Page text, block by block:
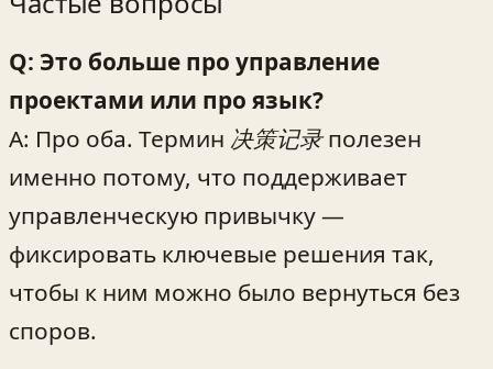
Q: Это больше про управление
проектами или про язык?
A: Про оба. Термин 决策记录полезен
именно потому, что поддерживает
управленческую привычку —
фиксировать ключевые решения так,
чтобы к ним можно было вернуться без
споров.